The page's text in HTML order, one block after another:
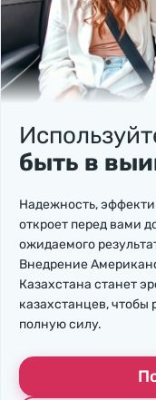
быть в
Надежность,
откроет перед вами
ожидаемого
Внедрение
Казахстана станет
казахстанцев, чтобы
полную силу.